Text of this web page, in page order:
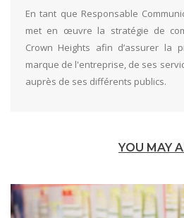
En tant que Responsable
met en œuvre la stratégie de
Crown Heights afin d’assurer la
marque de l'entreprise, de ses
auprès de ses différents publics.
YOU MAY